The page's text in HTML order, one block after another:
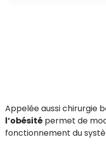
Appelée aussi chirurgie
l’obésité permet de
fonctionnement du